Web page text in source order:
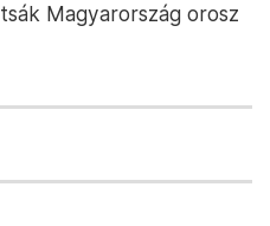
Magyarország orosz